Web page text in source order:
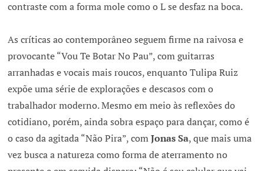
contraste com a forma mole como o L se desfaz na boca.
As críticas ao contemporâneo seguem firme na raivosa e
provocante “Vou Te Botar No Pau”, com guitarras
arranhadas e vocais mais roucos, enquanto Tulipa Ruiz
expõe uma série de explorações e descasos com o
trabalhador moderno. Mesmo em meio às reflexões do
cotidiano, porém, ainda sobra espaço para dançar, como é
o caso da agitada “Não Pira”, comJonas Sa, que mais uma
vez busca a natureza como forma de aterramento no